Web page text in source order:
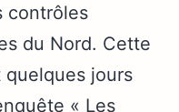
contrôles
du Nord. Cette
jours
« Les